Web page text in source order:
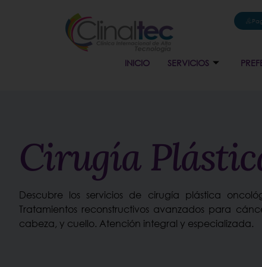
INICIO SERVICIOS
Cirugía
Descubre los servicios de cirugía plástica
Tratamientos reconstructivos avanzados para
cabeza, y cuello. Atención integral y especializada.